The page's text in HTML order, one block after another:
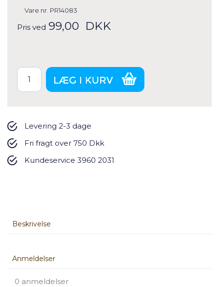
Vare nr. PR14083
Pris ved 99,00 DKK
Levering 2-3 dage
Fri fragt over 750 Dkk
Kundeservice 3960 2031
Beskrivelse
Anmeldelser
0 anmeldelser